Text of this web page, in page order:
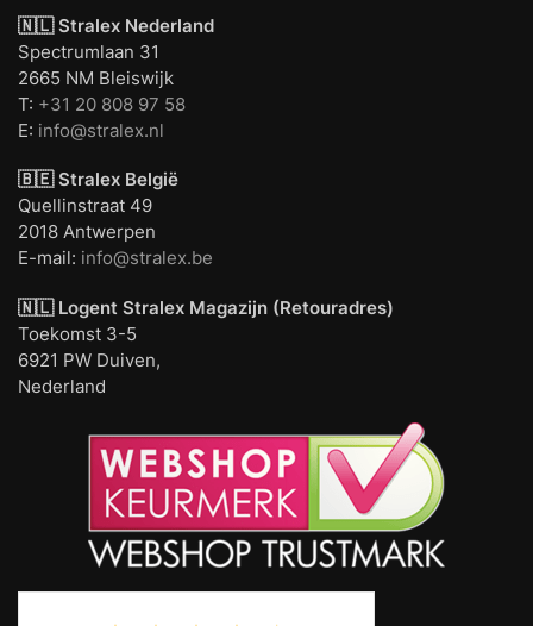
🇳🇱 Stralex Nederland
Spectrumlaan 31
2665 NM Bleiswijk
T: +31 20 808 97 58
E: info@stralex.nl
🇧🇪 Stralex België
Quellinstraat 49
2018 Antwerpen
E-mail: info@stralex.be
🇳🇱 Logent Stralex Magazijn (Retouradres)
Toekomst 3-5
6921 PW Duiven,
Nederland